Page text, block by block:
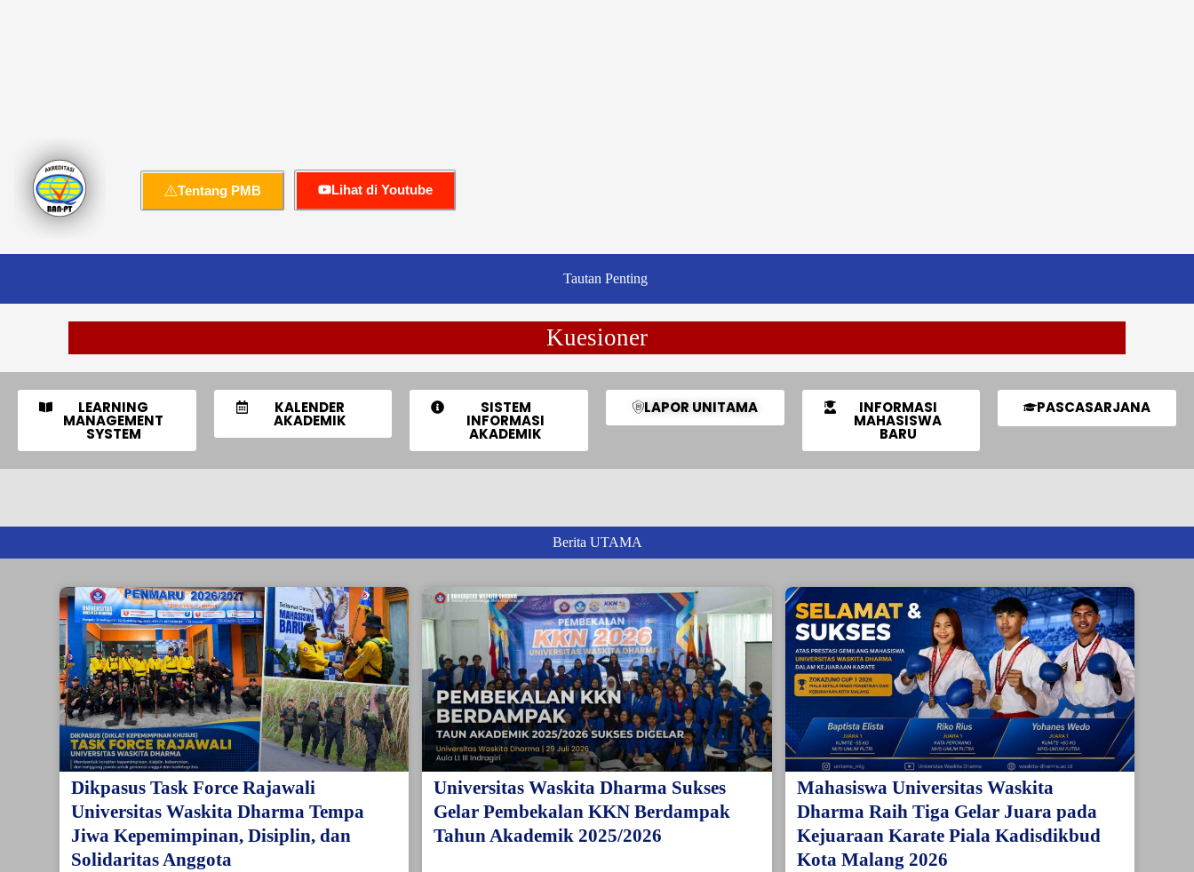
Tentang PMB Lihat di Youtube
Tautan Penting
Kuesioner
LEARNING
MANAGEMENT
SYSTEM
KALENDER
AKADEMIK
SISTEM
INFORMASI
AKADEMIK
LAPOR UNITAMA INFORMASI
MAHASISWA
BARU
PASCASARJANA
Berita UTAMA
Dikpasus Task Force Rajawali
Universitas Waskita Dharma Tempa
Jiwa Kepemimpinan, Disiplin, dan
Solidaritas Anggota
Universitas Waskita Dharma Sukses
Gelar Pembekalan KKN Berdampak
Tahun Akademik 2025/2026
Mahasiswa Universitas Waskita
Dharma Raih Tiga Gelar Juara pada
Kejuaraan Karate Piala Kadisdikbud
Kota Malang 2026